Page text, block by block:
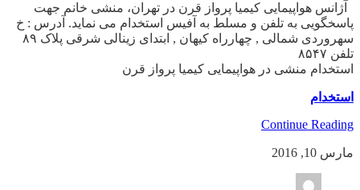
آژانس هواپیمایی کیمیا پرواز قرن در تهران، منشی خانم جهت
پاسخگویی به تلفن و مسلط به آفیس استخدام می نماید. آدرس : خ
سهروردی شمالی , چهارراه کیهان , ابتدای زینالی شرقی پلاک ۸۹
تلفن ۸۵۴۷
استخدام منشی در هواپیمایی کیمیا پرواز قرن
استخدام
Continue Reading
مارس 10, 2016